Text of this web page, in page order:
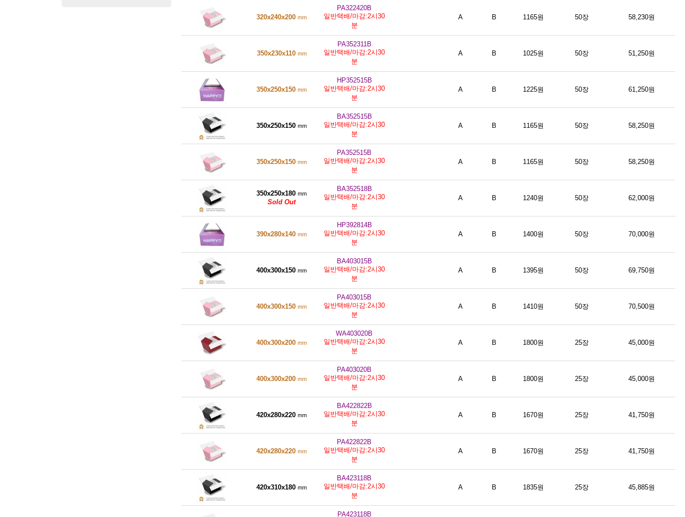
320x240x200 mm
PA322420B
일반택배/마감:2시30
분
A B 1165원 50장 58,230원
350x230x110 mm
PA352311B
일반택배/마감:2시30
분
A B 1025원 50장 51,250원
350x250x150 mm
HP352515B
일반택배/마감:2시30
분
A B 1225원 50장 61,250원
350x250x150 mm
BA352515B
일반택배/마감:2시30
분
A B 1165원 50장 58,250원
350x250x150 mm
PA352515B
일반택배/마감:2시30
분
A B 1165원 50장 58,250원
350x250x180 mm
Sold Out
BA352518B
일반택배/마감:2시30
분
A B 1240원 50장 62,000원
390x280x140 mm
HP392814B
일반택배/마감:2시30
분
A B 1400원 50장 70,000원
400x300x150 mm
BA403015B
일반택배/마감:2시30
분
A B 1395원 50장 69,750원
400x300x150 mm
PA403015B
일반택배/마감:2시30
분
A B 1410원 50장 70,500원
400x300x200 mm
WA403020B
일반택배/마감:2시30
분
A B 1800원 25장 45,000원
400x300x200 mm
PA403020B
일반택배/마감:2시30
분
A B 1800원 25장 45,000원
420x280x220 mm
BA422822B
일반택배/마감:2시30
분
A B 1670원 25장 41,750원
420x280x220 mm
PA422822B
일반택배/마감:2시30
분
A B 1670원 25장 41,750원
420x310x180 mm
BA423118B
일반택배/마감:2시30
분
A B 1835원 25장 45,885원
PA423118B